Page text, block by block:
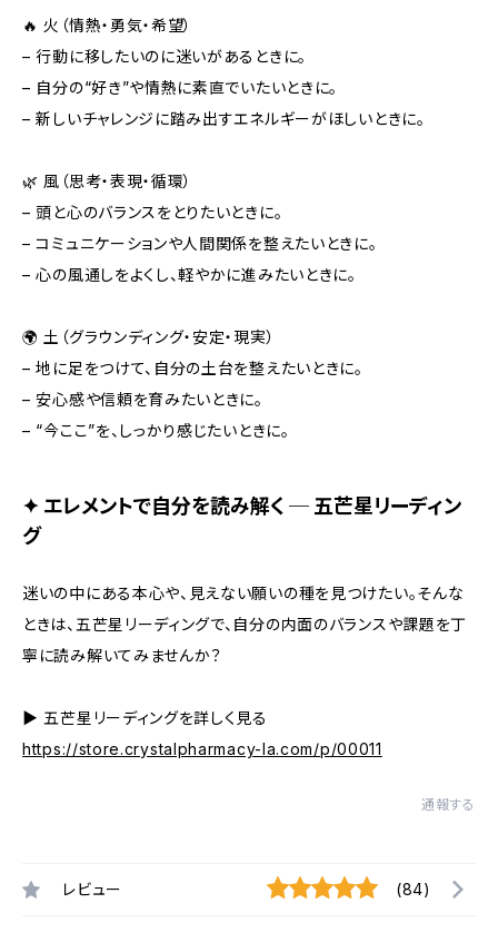
🔥 火（情熱・勇気・希望）
– 行動に移したいのに迷いがあるときに。
– 自分の“好き”や情熱に素直でいたいときに。
– 新しいチャレンジに踏み出すエネルギーがほしいときに。
🌿 風（思考・表現・循環）
– 頭と心のバランスをとりたいときに。
– コミュニケーションや人間関係を整えたいときに。
– 心の風通しをよくし、軽やかに進みたいときに。
🌍 土（グラウンディング・安定・現実）
– 地に足をつけて、自分の土台を整えたいときに。
– 安心感や信頼を育みたいときに。
– “今ここ”を、しっかり感じたいときに。
✦ エレメントで自分を読み解く ─ 五芒星リーディン
グ
迷いの中にある本心や、見えない願いの種を見つけたい。そんな
ときは、五芒星リーディングで、自分の内面のバランスや課題を丁
寧に読み解いてみませんか？
▶︎ 五芒星リーディングを詳しく見る
https://store.crystalpharmacy-la.com/p/00011
通報する
レビュー (84)